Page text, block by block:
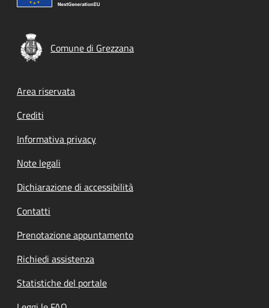
Comune di Grezzana
Footer menu
Area riservata
Crediti
Informativa privacy
Note legali
Dichiarazione di accessibilità
Contatti
Prenotazione appuntamento
Richiedi assistenza
Statistiche del portale